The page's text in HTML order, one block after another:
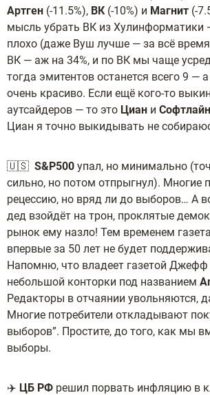
Артген (-11.5%), ВК (-10%) и Магнит (-
мысль убрать ВК из
плохо (даже Вуш лучше — за всё время
ВК — аж на 34%, и по ВК мы чаще
тогда эмитентов останется всего 9 —
очень красиво. Если ещё кого-то
аутсайдеров — то это Циан и Софтлайн
Циан я точно выкидывать не
🇺🇸 S&P500 упал, но минимально
сильно, но потом отпрыгнул). Многие
рецессию, но вряд ли до выборов… А
дед взойдёт на трон, проклятые
рынок ему назло! Тем временем газета
впервые за 50 лет не будет
Напомню, что владеет газетой Джефф
небольшой конторки под названием
Редакторы в отчаянии увольняются,
Многие потребители откладывают
выборов”. Простите, до того, как мы
выборы.
✈️ ЦБ РФ решил порвать инфляцию в